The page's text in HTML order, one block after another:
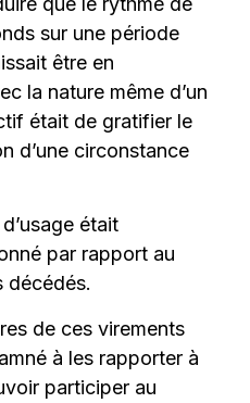
sur une période
être en
la nature même d’un
était de gratifier le
d’une circonstance
était
par rapport au
décédés.
de ces virements
à les rapporter à
participer au